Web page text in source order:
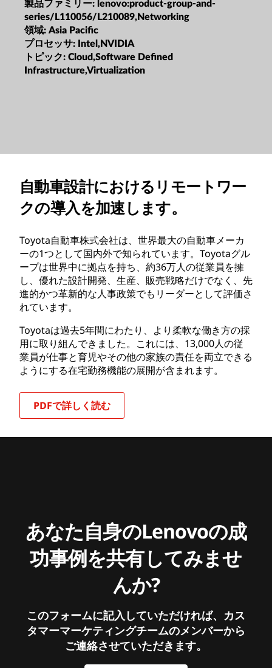
製品ファミリー: lenovo:product-group-and-
series/L110056/L210089,Networking
領域: Asia Pacific
プロセッサ: Intel,NVIDIA
トピック: Cloud,Software Defined
Infrastructure,Virtualization
自動車設計におけるリモートワー
クの導入を加速します。
Toyota自動車株式会社は、世界最大の自動車メーカ
ーの1つとして国内外で知られています。Toyotaグル
ープは世界中に拠点を持ち、約36万人の従業員を擁
し、優れた設計開発、生産、販売戦略だけでなく、先
進的かつ革新的な人事政策でもリーダーとして評価さ
れています。
Toyotaは過去5年間にわたり、より柔軟な働き方の採
用に取り組んできました。これには、13,000人の従
業員が仕事と育児やその他の家族の責任を両立できる
ようにする在宅勤務機能の展開が含まれます。
PDFで詳しく読む
あなた自身のLenovoの成
功事例を共有してみませ
んか?
このフォームに記入していただければ、カス
タマーマーケティングチームのメンバーから
ご連絡させていただきます。